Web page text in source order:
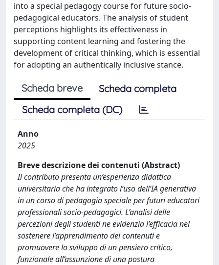
into a special pedagogy course for future socio-
pedagogical educators. The analysis of student
perceptions highlights its effectiveness in
supporting content learning and fostering the
development of critical thinking, which is essential
for adopting an authentically inclusive stance.
Scheda breve
Scheda completa
Scheda completa (DC)
Anno
2025
Breve descrizione dei contenuti (Abstract)
Il contributo presenta un’esperienza didattica
universitaria che ha integrato l’uso dell’IA generativa
in un corso di pedagogia speciale per futuri educatori
professionali socio-pedagogici. L’analisi delle
percezioni degli studenti ne evidenzia l’efficacia nel
sostenere l’apprendimento dei contenuti e
promuovere lo sviluppo di un pensiero critico,
funzionale all’assunzione di una postura